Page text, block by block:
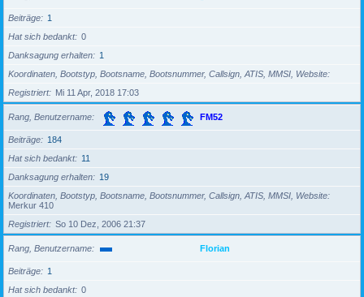
Beiträge
1
Hat sich bedankt
0
Danksagung erhalten
1
Koordinaten, Bootstyp, Bootsname, Bootsnummer, Callsign, ATIS, MMSI, Website
Registriert
Mi 11 Apr, 2018 17:03
Rang, Benutzername FM52
Beiträge
184
Hat sich bedankt
11
Danksagung erhalten
19
Koordinaten, Bootstyp, Bootsname, Bootsnummer, Callsign, ATIS, MMSI, Website
Merkur 410
Registriert
So 10 Dez, 2006 21:37
Rang, Benutzername Florian
Beiträge
1
Hat sich bedankt
0